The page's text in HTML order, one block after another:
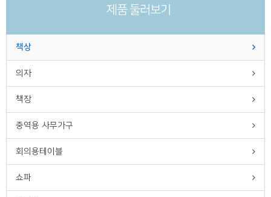
제품 둘러보기
책상
의자
책장
중역용 사무가구
회의용테이블
쇼파